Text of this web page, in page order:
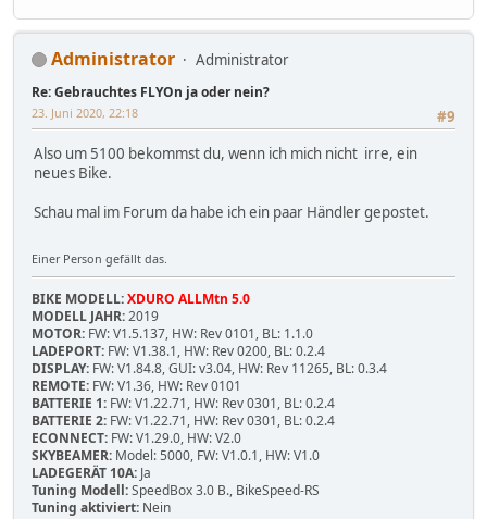
Administrator Administrator
Re: Gebrauchtes FLYOn ja oder nein?
#9
23. Juni 2020, 22:18
Also um 5100 bekommst du, wenn ich mich nicht irre, ein
neues Bike.
Schau mal im Forum da habe ich ein paar Händler gepostet.
Einer Person gefällt das.
BIKE MODELL:XDURO ALLMtn 5.0
MODELL JAHR:2019
MOTOR: FW: V1.5.137, HW: Rev 0101, BL: 1.1.0
LADEPORT: FW: V1.38.1, HW: Rev 0200, BL: 0.2.4
DISPLAY: FW: V1.84.8, GUI: v3.04, HW: Rev 11265, BL: 0.3.4
REMOTE: FW: V1.36, HW: Rev 0101
BATTERIE 1: FW: V1.22.71, HW: Rev 0301, BL: 0.2.4
BATTERIE 2: FW: V1.22.71, HW: Rev 0301, BL: 0.2.4
ECONNECT: FW: V1.29.0, HW: V2.0
SKYBEAMER: Model: 5000, FW: V1.0.1, HW: V1.0
LADEGERÄT 10A: Ja
Tuning Modell:SpeedBox 3.0 B., BikeSpeed-RS
Tuning aktiviert: Nein